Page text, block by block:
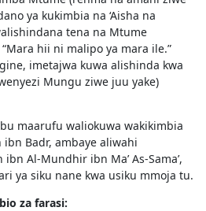
ya kukimbia na ‘Aisha na
tena na Mtume
hii ni malipo ya mara ile.”
imetajwa kuwa alishinda kwa
Mungu ziwe juu yake)
maarufu waliokuwa wakikimbia
Badr, ambaye aliwahi
Al-Mundhir ibn Ma’ As-Sama’,
ya siku nane kwa usiku mmoja tu.
za farasi: